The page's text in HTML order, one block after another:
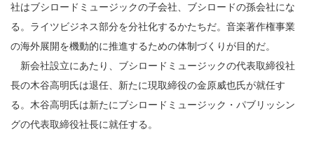
社はブシロードミュージックの子会社、ブシロードの孫会社にな
る。ライツビジネス部分を分社化するかたちだ。音楽著作権事業
の海外展開を機動的に推進するための体制づくりが目的だ。
新会社設立にあたり、ブシロードミュージックの代表取締役社
長の木谷高明氏は退任、新たに現取締役の金原威也氏が就任す
る。木谷高明氏は新たにブシロードミュージック・パブリッシン
グの代表取締役社長に就任する。